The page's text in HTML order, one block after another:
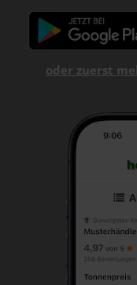
oder zuerst